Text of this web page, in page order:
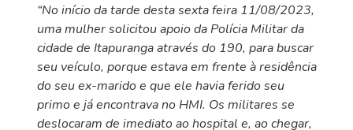
“No início da tarde desta sexta feira 11/08/2023,
uma mulher solicitou apoio da Polícia Militar da
cidade de Itapuranga através do 190, para buscar
seu veículo, porque estava em frente à residência
do seu ex-marido e que ele havia ferido seu
primo e já encontrava no HMI. Os militares se
deslocaram de imediato ao hospital e, ao chegar,